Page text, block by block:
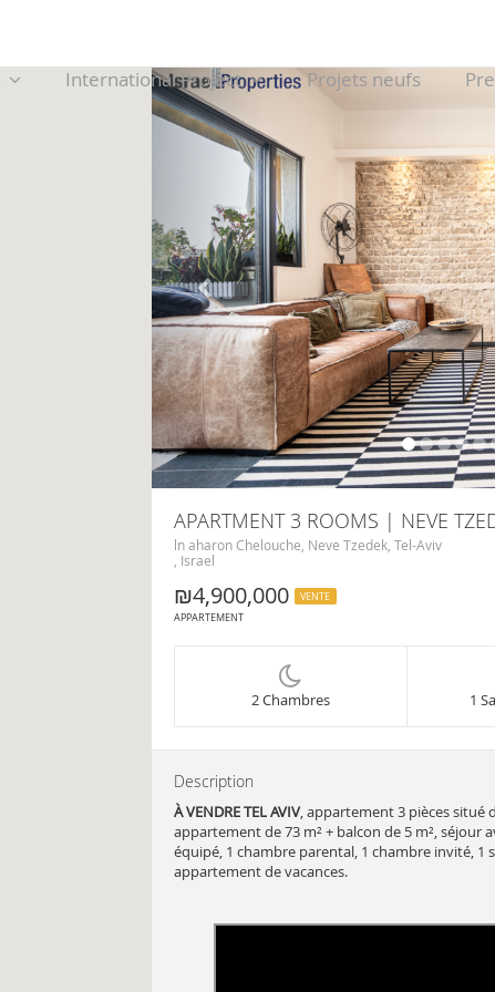
International Project Projets neufs
APARTMENT 3 ROOMS | NEVE
ln aharon Chelouche, Neve Tzedek, Tel-Aviv
, Israel
₪4,900,000
VENTE
APPARTEMENT
2 Chambres 1
Description
À VENDRE TEL AVIV, appartement 3 pièces situé
appartement de 73 m² + balcon de 5 m²,
équipé, 1 chambre parental, 1 chambre invité,
appartement de vacances.